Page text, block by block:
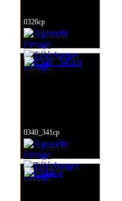
0326cp
0340_341cp